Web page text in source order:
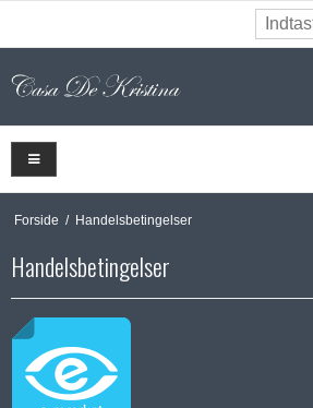
Forside / Handelsbetingelser
Handelsbetingelser